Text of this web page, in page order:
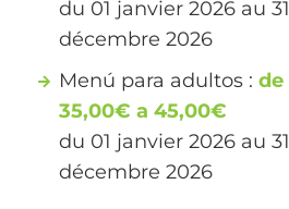
du 01 janvier 2026 au 31
décembre 2026
Menú para adultos :de
35,00€ a 45,00€
du 01 janvier 2026 au 31
décembre 2026